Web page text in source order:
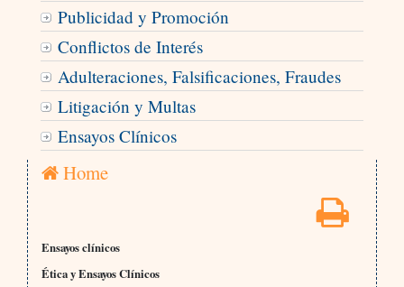
Publicidad y Promoción
Conflictos de Interés
Adulteraciones, Falsificaciones, Fraudes
Litigación y Multas
Ensayos Clínicos
Home
Ensayos clínicos
Ética y Ensayos Clínicos